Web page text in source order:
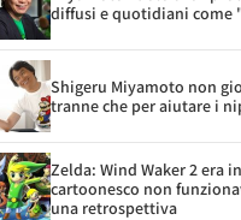
diffusi e quotidiani come
Shigeru Miyamoto non
tranne che per aiutare i
Zelda: Wind Waker 2 era
cartoonesco non
una retrospettiva